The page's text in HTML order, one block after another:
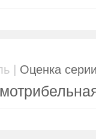
| Оценка